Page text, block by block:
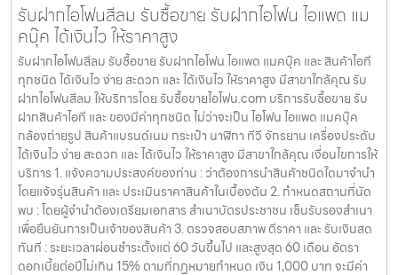
รับฝากไอโฟนสีลม รับซื้อขาย รับฝากไอโฟน ไอแพด แม
คบุ๊ค ได้เงินไว ให้ราคาสูง
รับฝากไอโฟนสีลม รับซื้อขาย รับฝากไอโฟน ไอแพด แมคบุ๊ค และ สินค้าไอที
ทุกชนิด ได้เงินไว ง่าย สะดวก และ ได้เงินไว ให้ราคาสูง มีสาขาใกล้คุณ รับ
ฝากไอโฟนสีลม ให้บริการโดย รับซื้อขายไอโฟน.com บริการรับซื้อขาย รับ
ฝากสินค้าไอที และ ของมีค่าทุกชนิด ไม่ว่าจะเป็น ไอโฟน ไอแพด แมคบุ๊ค
กล้องถ่ายรูป สินค้าแบรนด์เนม กระเป๋า นาฬิกา ทีวี จักรยาน เครื่องประดับ
ได้เงินไว ง่าย สะดวก และ ได้เงินไว ให้ราคาสูง มีสาขาใกล้คุณ เงื่อนไขการให้
บริการ 1. แจ้งความประสงค์ของท่าน : ว่าต้องการนำสินค้าชนิดใดมาจำนำ
โดยแจ้งรุ่นสินค้า และ ประเมินราคาสินค้าในเบื้องต้น 2. กำหนดสถานที่นัด
พบ : โดยผู้จำนำต้องเตรียมเอกสาร สำเนาบัตรประชาชน เซ็นรับรองสำเนา
เพื่อยืนยันการเป็นเจ้าของสินค้า 3. ตรวจสอบสภาพ ตีราคา และ รับเงินสด
ทันที : ระยะเวลาผ่อนชำระตั้งแต่ 60 วันขึ้นไป และสูงสุด 60 เดือน อัตรา
ดอกเบี้ยต่อปีไม่เกิน 15% ตามที่กฏหมายกำหนด เงิน 1,000 บาท จะมีค่า